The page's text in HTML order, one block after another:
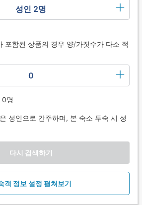
성인 2명
포함된 상품의 경우 양/가짓수가 다소 적
0
0명
성인으로 간주하며, 본 숙소 투숙 시 성
다시 검색하기
객 정보 설정 펼쳐보기